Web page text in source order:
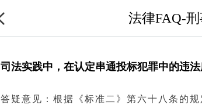
法律FAQ-
司法实践中，在认定串通投标犯罪中的违
答疑意见：根据《标准二》第六十八条的